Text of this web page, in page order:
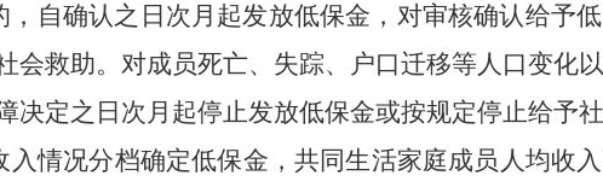
自确认之日次月起发放低保金，对审核确认给予
会救助。对成员死亡、失踪、户口迁移等人口变化
定之日次月起停止发放低保金或按规定停止给予社
情况分档确定低保金，共同生活家庭成员人均收